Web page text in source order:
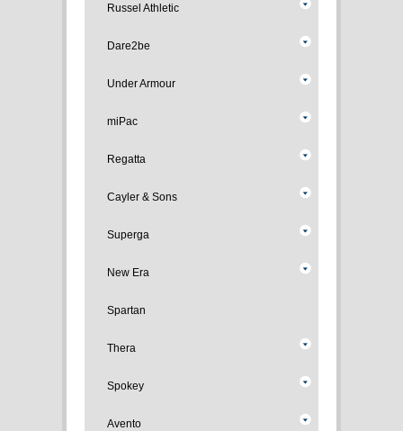
Russel Athletic
Dare2be
Under Armour
miPac
Regatta
Cayler & Sons
Superga
New Era
Spartan
Thera
Spokey
Avento